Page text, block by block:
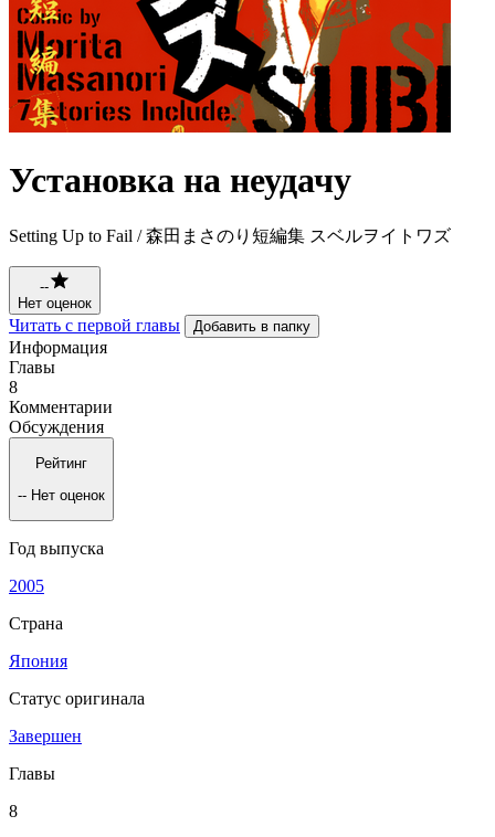
Установка на неудачу
Setting Up to Fail / 森田まさのり短編集 スベルヲイトワズ
--
Нет оценок
Читать с первой главы Добавить в папку
Информация
Главы
8
Комментарии
Обсуждения
Рейтинг
-- Нет оценок
Год выпуска
2005
Страна
Япония
Статус оригинала
Завершен
Главы
8